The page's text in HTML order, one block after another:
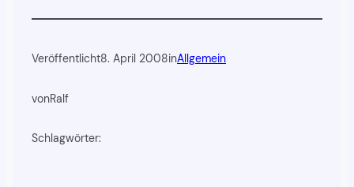
Veröffentlicht8. April 2008inAllgemein
vonRalf
Schlagwörter: